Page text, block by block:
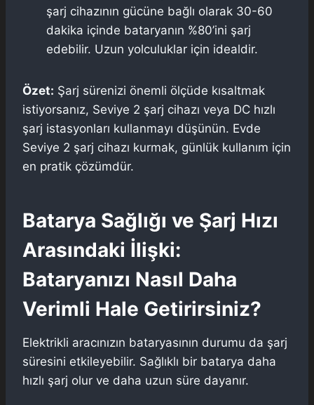
şarj cihazının gücüne bağlı olarak 30-60
dakika içinde bataryanın %80’ini şarj
edebilir. Uzun yolculuklar için idealdir.
Özet: Şarj sürenizi önemli ölçüde kısaltmak
istiyorsanız, Seviye 2 şarj cihazı veya DC hızlı
şarj istasyonları kullanmayı düşünün. Evde
Seviye 2 şarj cihazı kurmak, günlük kullanım için
en pratik çözümdür.
Batarya Sağlığı ve Şarj Hızı
Arasındaki İlişki:
Bataryanızı Nasıl Daha
Verimli Hale Getirirsiniz?
Elektrikli aracınızın bataryasının durumu da şarj
süresini etkileyebilir. Sağlıklı bir batarya daha
hızlı şarj olur ve daha uzun süre dayanır.